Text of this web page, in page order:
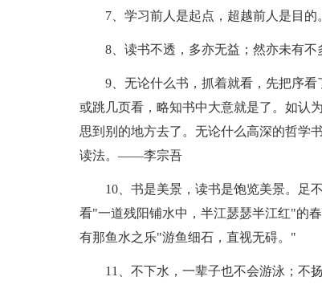
7、学习前人是起点，超越前人是目的。
8、读书不透，多亦无益；然亦未有
9、无论什么书，抓着就看，先把序
或跳几页看，略知书中大意就是了。如认
思到别的地方去了。无论什么高深的哲学
读法。——李宗吾
10、书是美景，读书是饱览美景。足
看"一道残阳铺水中，半江瑟瑟半江红"的
有那鱼水之乐"游鱼细石，直视无碍。"
11、不下水，一辈子也不会游泳；不